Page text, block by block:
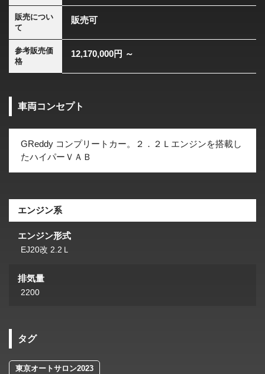
販売につい
て
販売可
参考販売価
格
12,170,000円 ～
車両コンセプト
GReddy コンプリートカー。２．２Ｌエンジンを搭載し
たハイパーＶＡＢ
エンジン系
エンジン形式
EJ20改 2.2Ｌ
排気量
2200
タグ
東京オートサロン2023